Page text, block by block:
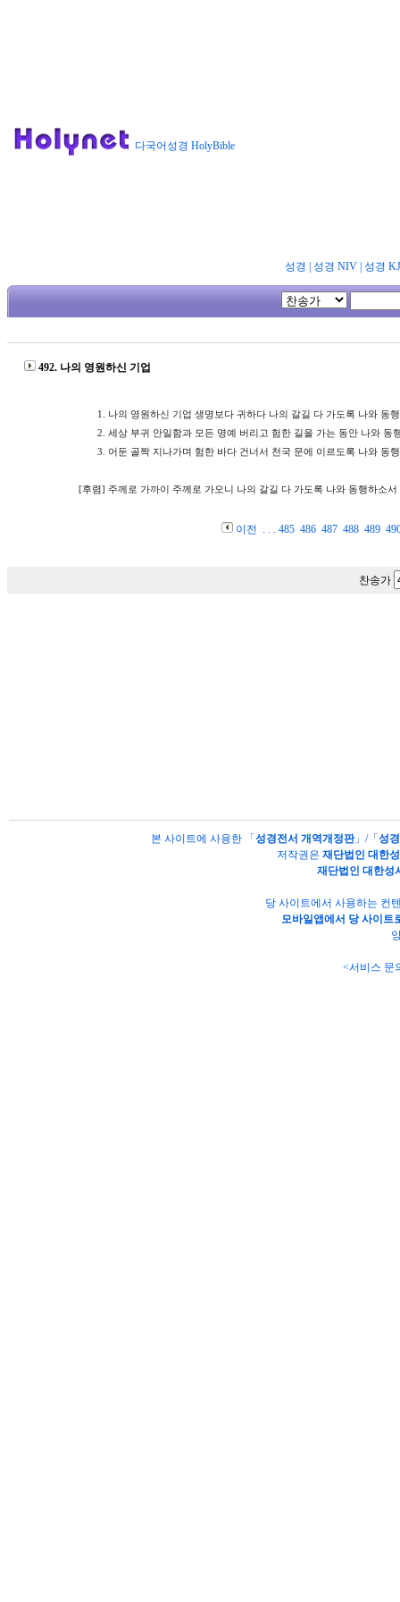
다국어성경 HolyBible
성경 성경 NIV| 성경
492. 나의 영원하신 기업
1. 나의 영원하신 기업 생명보다 귀하다 나의 갈길 다 가도록 나와 동
2. 세상 부귀 안일함과 모든 명예 버리고 험한 길을 가는 동안 나와 동
3. 어둔 골짝 지나가며 험한 바다 건너서 천국 문에 이르도록 나와 동
[후렴] 주께로 가까이 주께로 가오니 나의 갈길 다 가도록 나와 동행하소서
이전 . . . 485 486 487 488 489
찬송가
본 사이트에 사용한 「 성경전서 개역개정판」/「 성
저작권은 재단법인 대한
재단법인 대한성
당 사이트에서 사용하는 컨
모바일앱에서 당 사이트
<서비스 문